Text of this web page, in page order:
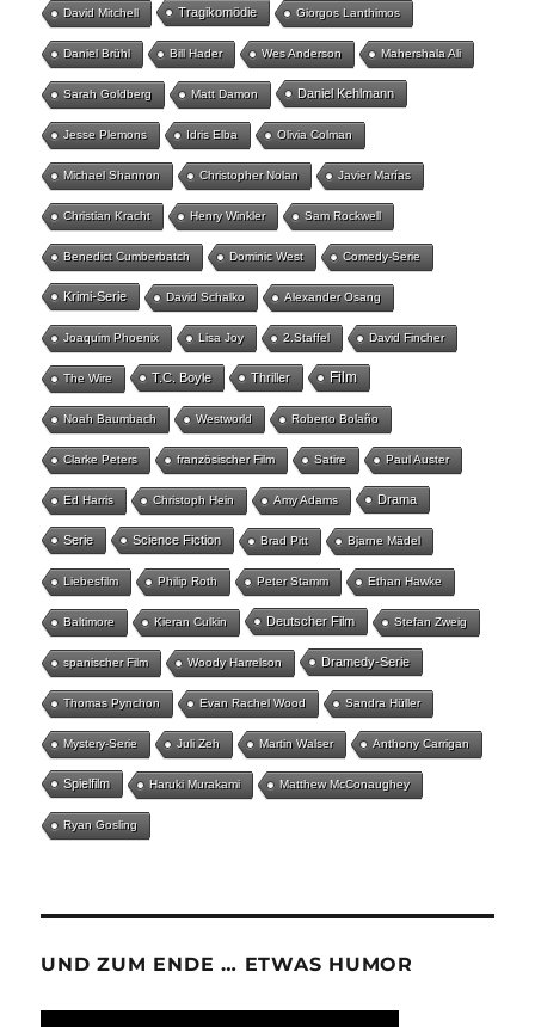
David Mitchell Tragikomödie Giorgos Lanthimos
Daniel Brühl Bill Hader Wes Anderson Mahershala Ali
Sarah Goldberg Matt Damon Daniel Kehlmann
Jesse Plemons Idris Elba Olivia Colman
Michael Shannon Christopher Nolan Javier Marías
Christian Kracht Henry Winkler Sam Rockwell
Benedict Cumberbatch Dominic West Comedy-Serie
Krimi-Serie David Schalko Alexander Osang
Joaquim Phoenix Lisa Joy 2.Staffel David Fincher
The Wire T.C. Boyle Thriller Film
Noah Baumbach Westworld Roberto Bolaño
Clarke Peters französischer Film Satire Paul Auster
Ed Harris Christoph Hein Amy Adams Drama
Serie Science Fiction Brad Pitt Bjarne Mädel
Liebesfilm Philip Roth Peter Stamm Ethan Hawke
Baltimore Kieran Culkin Deutscher Film Stefan Zweig
spanischer Film Woody Harrelson Dramedy-Serie
Thomas Pynchon Evan Rachel Wood Sandra Hüller
Mystery-Serie Juli Zeh Martin Walser Anthony Carrigan
Spielfilm Haruki Murakami Matthew McConaughey
Ryan Gosling
UND ZUM ENDE … ETWAS HUMOR